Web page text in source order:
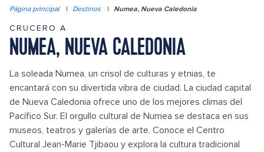
Página principal | Destinos | Numea, Nueva Caledonia
CRUCERO A
NUMEA, NUEVA CALEDONIA
La soleada Numea, un crisol de culturas y etnias, te
encantará con su divertida vibra de ciudad. La ciudad capital
de Nueva Caledonia ofrece uno de los mejores climas del
Pacífico Sur. El orgullo cultural de Numea se destaca en sus
museos, teatros y galerías de arte. Conoce el Centro
Cultural Jean-Marie Tjibaou y explora la cultura tradicional